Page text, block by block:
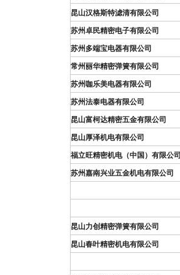
昆山汉格斯特滤清有限公司
苏州卓民精密电子有限公司
苏州多端宝电器有限公司
常州丽华精密弹簧有限公司
苏州咖乐美电器有限公司
苏州法泰电器有限公司
昆山富柯达精密五金有限公司
昆山厚泽机电有限公司
福立旺精密机电（中国）有限公司
苏州嘉南兴业五金机电有限公司
昆山力创精密弹簧有限公司
昆山春叶精密机电有限公司